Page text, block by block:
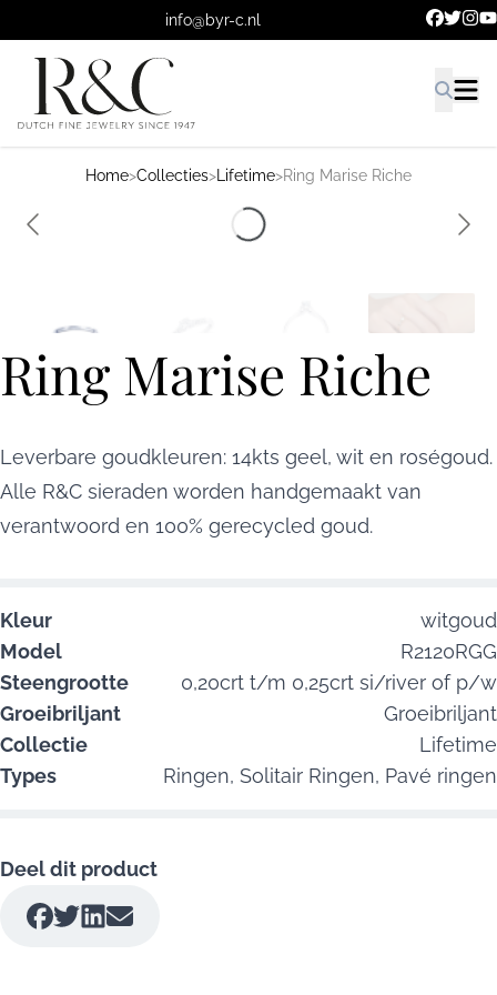
Ga naar de hoofdinhoud.info@byr-c.nl
Home>Collecties> Lifetime>Ring Marise Riche
Ring Marise Riche
Leverbare goudkleuren: 14kts geel, wit en roségoud.
Alle R&C sieraden worden handgemaakt van
verantwoord en 100% gerecycled goud.
Kleur
witgoud
Model
R2120RGG
Steengrootte
0,20crt t/m 0,25crt si/river of p/w
Groeibriljant
Groeibriljant
Collectie
Lifetime
Types
Ringen, Solitair Ringen, Pavé ringen
Deel dit product